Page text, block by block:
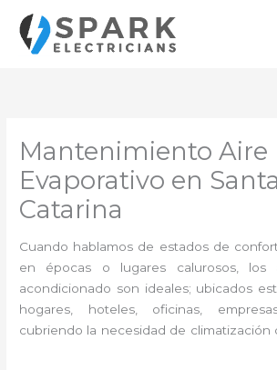
contenido
Mantenimiento Aire
Evaporativo en Santa
Catarina
Cuando hablamos de estados de
en épocas o lugares calurosos, los
acondicionado son ideales; ubicados
hogares, hoteles, oficinas,
cubriendo la necesidad de climatización